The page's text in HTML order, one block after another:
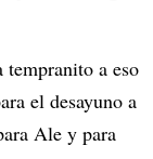
tempranito a eso
el desayuno a
Ale y para